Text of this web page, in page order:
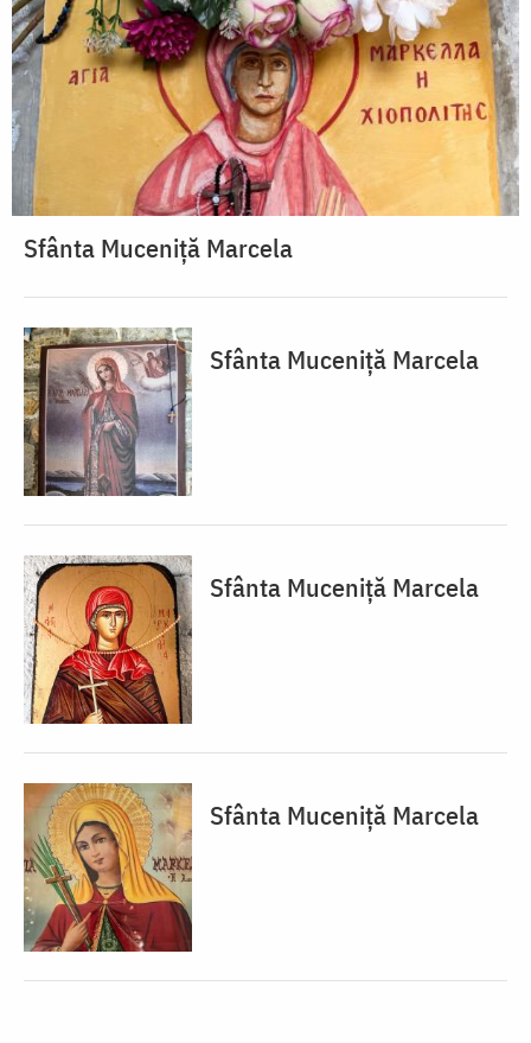
Sfânta Muceniță Marcela
Sfânta Muceniță Marcela
Sfânta Muceniță Marcela
Sfânta Muceniță Marcela